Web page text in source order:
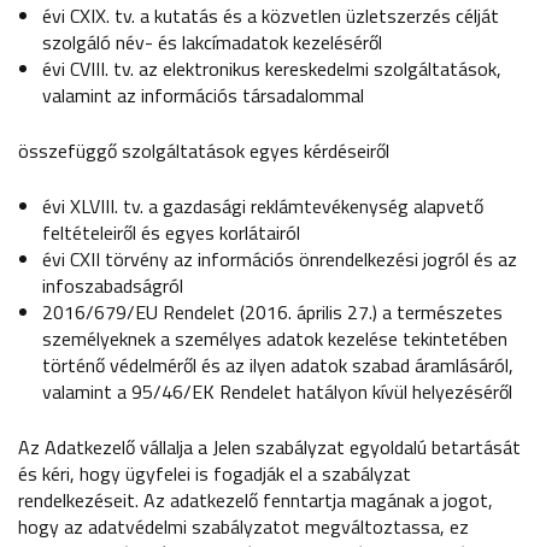
évi CXIX. tv. a kutatás és a közvetlen üzletszerzés célját
szolgáló név- és lakcímadatok kezeléséről
évi CVIII. tv. az elektronikus kereskedelmi szolgáltatások,
valamint az információs társadalommal
összefüggő szolgáltatások egyes kérdéseiről
évi XLVIII. tv. a gazdasági reklámtevékenység alapvető
feltételeiről és egyes korlátairól
évi CXII törvény az információs önrendelkezési jogról és az
infoszabadságról
2016/679/EU Rendelet (2016. április 27.) a természetes
személyeknek a személyes adatok kezelése tekintetében
történő védelméről és az ilyen adatok szabad áramlásáról,
valamint a 95/46/EK Rendelet hatályon kívül helyezéséről
Az Adatkezelő vállalja a Jelen szabályzat egyoldalú betartását
és kéri, hogy ügyfelei is fogadják el a szabályzat
rendelkezéseit. Az adatkezelő fenntartja magának a jogot,
hogy az adatvédelmi szabályzatot megváltoztassa, ez